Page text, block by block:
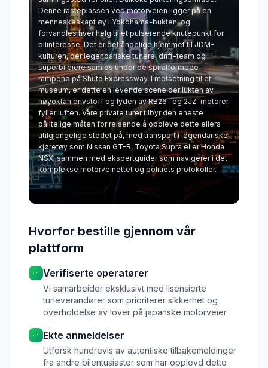
Denne rasteplassen ved motorveien ligger på en
menneskeskapt øy i Yokohama-bukten, og
forvandles hver helg til et pulserende knutepunkt for
bilinteresse. Det er det åndelige hjemmet til JDM-
kulturen, der legendariske tunere, drift-team og
superbileiere samles under de spiralformede
rampene på Shuto Expressway. I motsetning til et
museum, er dette en levende scene der lukten av
høyoktan drivstoff og lyden av RB26- og 2JZ-motorer
fyller luften. Våre private turer tilbyr den eneste
pålitelige måten for reisende å oppleve dette ellers
utilgjengelige stedet på, med transport i legendariske
kjøretøy som Nissan GT-R, Toyota Supra eller Honda
NSX, sammen med ekspertguider som navigerer i det
komplekse motorveinettet og politiets protokoller.
Hvorfor bestille gjennom vår
plattform
Verifiserte operatører
Vi samarbeider eksklusivt med lisensierte
turleverandører som prioriterer sikkerhet og
overholdelse av lover på japanske motorveier
Ekte anmeldelser
Utforsk hundrevis av autentiske tilbakemeldinger
fra andre bilentusiaster som har opplevd dette